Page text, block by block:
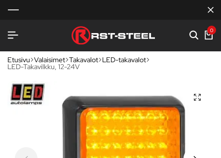
0
Etusivu Valaisimet Takavalot LED-takavalot
LED-Takavilkku, 12-24V